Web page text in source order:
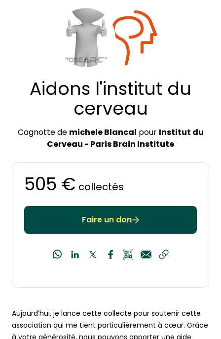
Aidons l'institut du
cerveau
Cagnotte de michele Blancal pour Institut du
Cerveau - Paris Brain Institute
505 € collectés
Faire un don
Aujourd’hui, je lance cette collecte pour soutenir cette
association qui me tient particulièrement à cœur. Grâce
à votre générosité, nous pouvons apporter une aide